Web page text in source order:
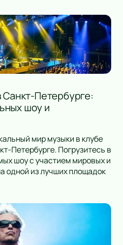
Санкт-Петербурге:
шоу и
мир музыки в клубе
Петербурге. Погрузитесь в
шоу с участием мировых и
одной из лучших площадок